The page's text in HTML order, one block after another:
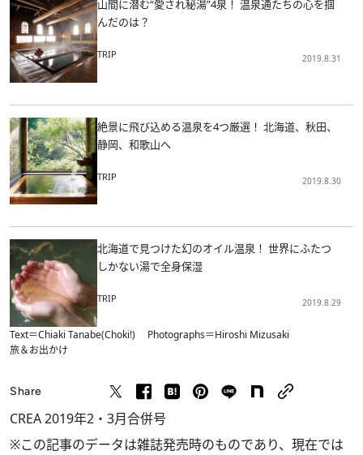
山間に潜む“愛され秘湯”4泉！ 温泉通たちの心を掴
んだのは？
TRIP 2019.8.31
絶景に飛び込める温泉を4つ厳選！ 北海道、秋田、
静岡、和歌山へ
TRIP 2019.8.30
北海道で見つけた幻のオイル温泉！ 世界にふたつ
しかない湯で全身保湿
TRIP 2019.8.29
Text＝Chiaki Tanabe(Choki!) Photographs＝Hiroshi Mizusaki
旅＆お出かけ
Share
CREA 2019年2・3月合併号
※この記事のデータは雑誌発売時のものであり、現在では